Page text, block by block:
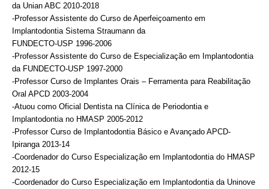
da Unian ABC 2010-2018
-Professor Assistente do Curso de Aperfeiçoamento em
Implantodontia Sistema Straumann da
FUNDECTO-USP 1996-2006
-Professor Assistente do Curso de Especialização em Implantodontia
da FUNDECTO-USP 1997-2000
-Professor Curso de Implantes Orais – Ferramenta para Reabilitação
Oral APCD 2003-2004
-Atuou como Oficial Dentista na Clínica de Periodontia e
Implantodontia no HMASP 2005-2012
-Professor Curso de Implantodontia Básico e Avançado APCD-
Ipiranga 2013-14
-Coordenador do Curso Especialização em Implantodontia do HMASP
2012-15
-Coordenador do Curso Especialização em Implantodontia da Uninove